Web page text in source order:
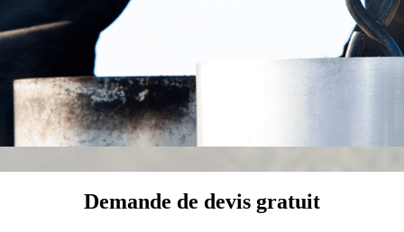
Demande de devis gratuit